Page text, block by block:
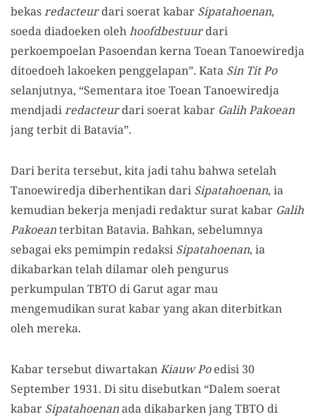
bekasredacteurdari soerat kabar Sipatahoenan,
soeda diadoeken olehhoofdbestuurdari
perkoempoelan Pasoendan kerna Toean Tanoewiredja
ditoedoeh lakoeken penggelapan”. Kata Sin Tit Po
selanjutnya, “Sementara itoe Toean Tanoewiredja
mendjadiredacteurdari soerat kabar Galih Pakoean
jang terbit di Batavia”.
Dari berita tersebut, kita jadi tahu bahwa setelah
Tanoewiredja diberhentikan dari Sipatahoenan, ia
kemudian bekerja menjadi redaktur surat kabar Galih
Pakoeanterbitan Batavia. Bahkan, sebelumnya
sebagai eks pemimpin redaksi Sipatahoenan, ia
dikabarkan telah dilamar oleh pengurus
perkumpulan TBTO di Garut agar mau
mengemudikan surat kabar yang akan diterbitkan
oleh mereka.
Kabar tersebut diwartakanKiauw Poedisi 30
September 1931. Di situ disebutkan “Dalem soerat
kabar Sipatahoenanada dikabarken jang TBTO di